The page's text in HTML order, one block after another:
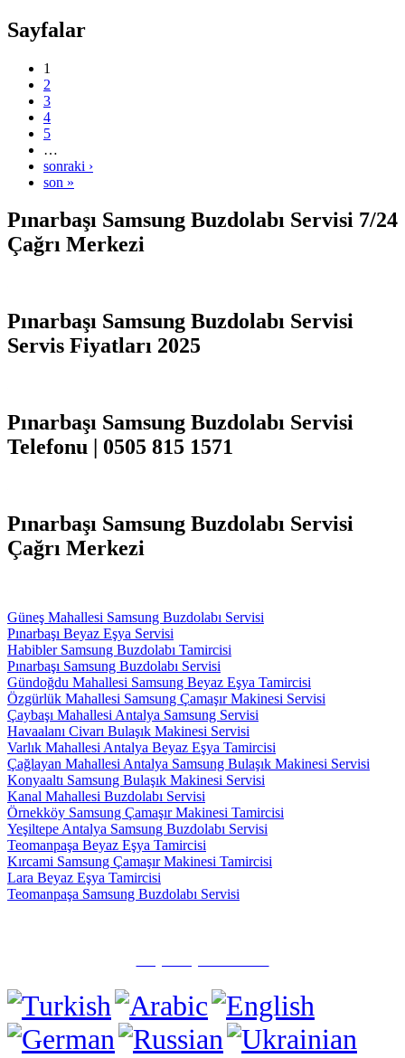
Sayfalar
1
2
3
4
5
…
sonraki ›
son »
Pınarbaşı Samsung Buzdolabı Servisi 7/24
Çağrı Merkezi
Pınarbaşı Samsung Buzdolabı Servisi
Servis Fiyatları 2025
Pınarbaşı Samsung Buzdolabı Servisi
Telefonu | 0505 815 1571
Pınarbaşı Samsung Buzdolabı Servisi
Çağrı Merkezi
Güneş Mahallesi Samsung Buzdolabı Servisi
Pınarbaşı Beyaz Eşya Servisi
Habibler Samsung Buzdolabı Tamircisi
Pınarbaşı Samsung Buzdolabı Servisi
Gündoğdu Mahallesi Samsung Beyaz Eşya Tamircisi
Özgürlük Mahallesi Samsung Çamaşır Makinesi Servisi
Çaybaşı Mahallesi Antalya Samsung Servisi
Havaalanı Civarı Bulaşık Makinesi Servisi
Varlık Mahallesi Antalya Beyaz Eşya Tamircisi
Çağlayan Mahallesi Antalya Samsung Bulaşık Makinesi Servisi
Konyaaltı Samsung Bulaşık Makinesi Servisi
Kanal Mahallesi Buzdolabı Servisi
Örnekköy Samsung Çamaşır Makinesi Tamircisi
Yeşiltepe Antalya Samsung Buzdolabı Servisi
Teomanpaşa Beyaz Eşya Tamircisi
Kırcami Samsung Çamaşır Makinesi Tamircisi
Lara Beyaz Eşya Tamircisi
Teomanpaşa Samsung Buzdolabı Servisi